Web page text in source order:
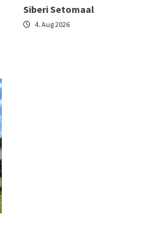
Siberi Setomaal
4. Aug 2026